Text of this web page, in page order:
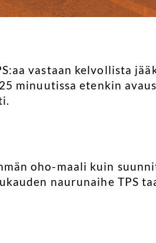
vastaan kelvollista
minuutissa etenkin
oho-maali kuin
naurunaihe TPS